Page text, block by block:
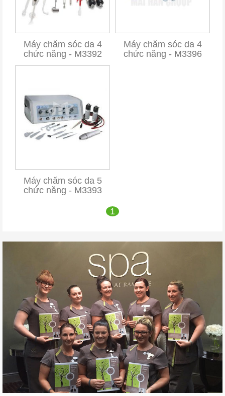
Máy chăm sóc da 4
chức năng - M3392
Máy chăm sóc da 4
chức năng - M3396
Máy chăm sóc da 5
chức năng - M3393
1